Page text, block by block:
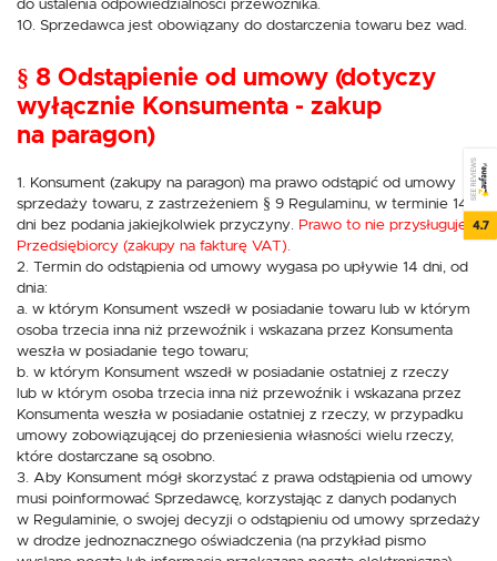
do ustalenia odpowiedzialności przewoźnika.
10. Sprzedawca jest obowiązany do dostarczenia towaru bez wad.
§ 8 Odstąpienie od umowy (dotyczy
wyłącznie Konsumenta - zakup
na paragon)
1. Konsument (zakupy na paragon) ma prawo odstąpić od umowy
sprzedaży towaru, z zastrzeżeniem § 9 Regulaminu, w terminie 14
dni bez podania jakiejkolwiek przyczyny. Prawo to nie przysługuje
Przedsiębiorcy (zakupy na fakturę VAT).
2. Termin do odstąpienia od umowy wygasa po upływie 14 dni, od
dnia:
a. w którym Konsument wszedł w posiadanie towaru lub w którym
osoba trzecia inna niż przewoźnik i wskazana przez Konsumenta
weszła w posiadanie tego towaru;
b. w którym Konsument wszedł w posiadanie ostatniej z rzeczy
lub w którym osoba trzecia inna niż przewoźnik i wskazana przez
Konsumenta weszła w posiadanie ostatniej z rzeczy, w przypadku
umowy zobowiązującej do przeniesienia własności wielu rzeczy,
które dostarczane są osobno.
3. Aby Konsument mógł skorzystać z prawa odstąpienia od umowy
musi poinformować Sprzedawcę, korzystając z danych podanych
w Regulaminie, o swojej decyzji o odstąpieniu od umowy sprzedaży
w drodze jednoznacznego oświadczenia (na przykład pismo
SEE REVIEWS
4.7